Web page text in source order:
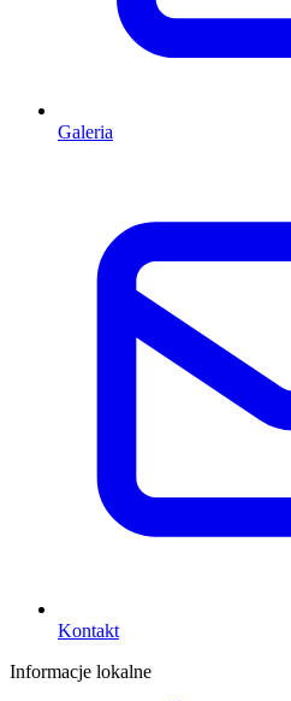
Galeria
Kontakt
Informacje lokalne